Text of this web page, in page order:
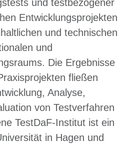
und testbezogener
Entwicklungsprojekten
und technischen
und
Die Ergebnisse
fließen
Analyse,
von Testverfahren
TestDaF-Institut ist ein
in Hagen und